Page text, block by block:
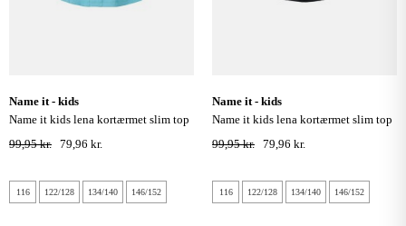
name it - kids
name it kids lena kortærmet slim top
- milky blue
99,95 kr. 79,96 kr.
116 122/128 134/140 146/152
name it - kids
name it kids lena kortærmet slim top
- black beauty
99,95 kr. 79,96 kr.
116 122/128 134/140 146/152